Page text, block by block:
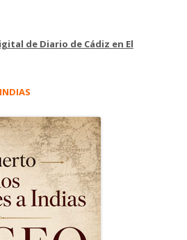
de Diario de Cádiz en El